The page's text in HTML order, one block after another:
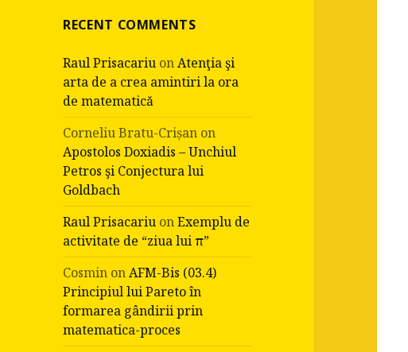
RECENT COMMENTS
Raul Prisacariu onAtenţia şi
arta de a crea amintiri la ora
de matematică
Corneliu Bratu-Crișan on
Apostolos Doxiadis – Unchiul
Petros şi Conjectura lui
Goldbach
Raul Prisacariu onExemplu de
activitate de “ziua lui π”
Cosmin onAFM-Bis (03.4)
Principiul lui Pareto în
formarea gândirii prin
matematica-proces